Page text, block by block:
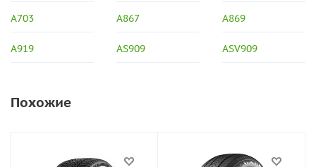
A703 A867 A869
A919 AS909 ASV909
Похожие